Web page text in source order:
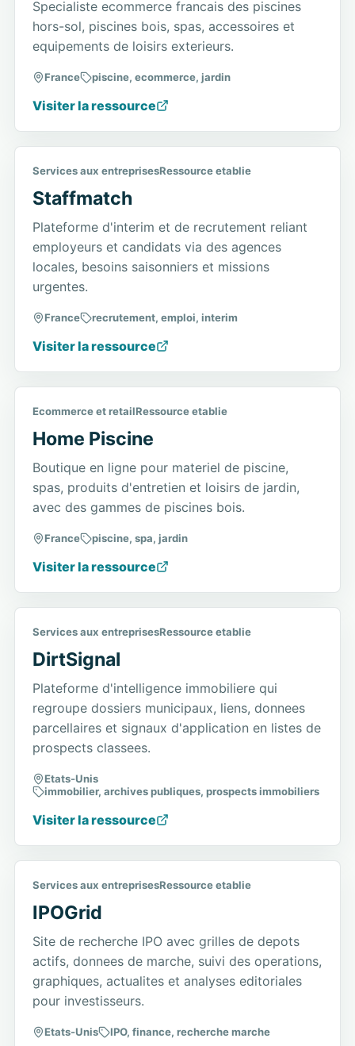
Specialiste ecommerce francais des piscines
hors-sol, piscines bois, spas, accessoires et
equipements de loisirs exterieurs.
France piscine, ecommerce, jardin
Visiter la ressource
Services aux entreprisesRessource etablie
Staffmatch
Plateforme d'interim et de recrutement reliant
employeurs et candidats via des agences
locales, besoins saisonniers et missions
urgentes.
France recrutement, emploi, interim
Visiter la ressource
Ecommerce et retailRessource etablie
Home Piscine
Boutique en ligne pour materiel de piscine,
spas, produits d'entretien et loisirs de jardin,
avec des gammes de piscines bois.
France piscine, spa, jardin
Visiter la ressource
Services aux entreprisesRessource etablie
DirtSignal
Plateforme d'intelligence immobiliere qui
regroupe dossiers municipaux, liens, donnees
parcellaires et signaux d'application en listes de
prospects classees.
Etats-Unis
immobilier, archives publiques, prospects immobiliers
Visiter la ressource
Services aux entreprisesRessource etablie
IPOGrid
Site de recherche IPO avec grilles de depots
actifs, donnees de marche, suivi des operations,
graphiques, actualites et analyses editoriales
pour investisseurs.
Etats-Unis IPO, finance, recherche marche